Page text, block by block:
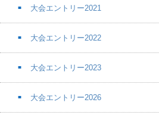
大会エントリー2021
大会エントリー2022
大会エントリー2023
大会エントリー2026